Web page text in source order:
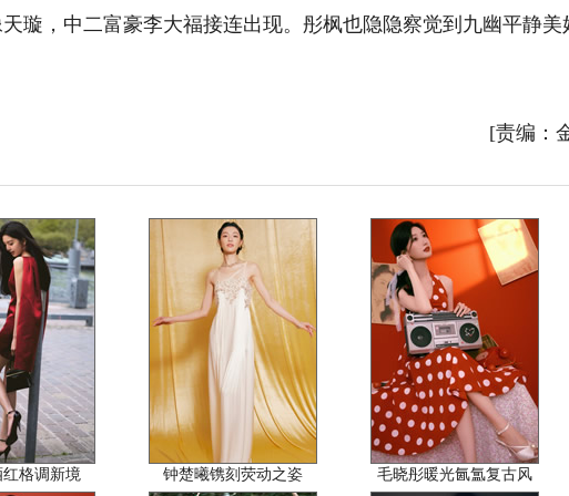
璇，中二富豪李大福接连出现。彤枫也隐隐察觉到九幽平静美
[责编：
格调新境 钟楚曦镌刻荧动之姿 毛晓彤暖光氤氲复古风